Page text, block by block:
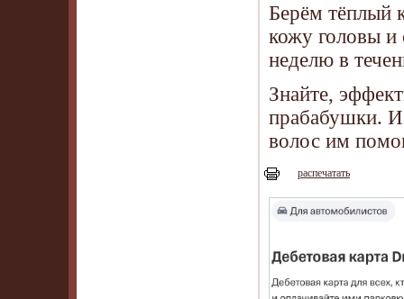
Берём тёплый
кожу головы и
неделю в
Знайте,
прабабушки. И
волос им
распечатать